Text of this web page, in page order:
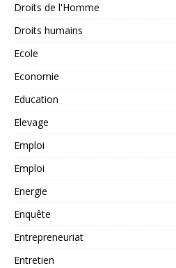
Droits de l'Homme
Droits humains
Ecole
Economie
Education
Elevage
Emploi
Emploi
Energie
Enquête
Entrepreneuriat
Entretien